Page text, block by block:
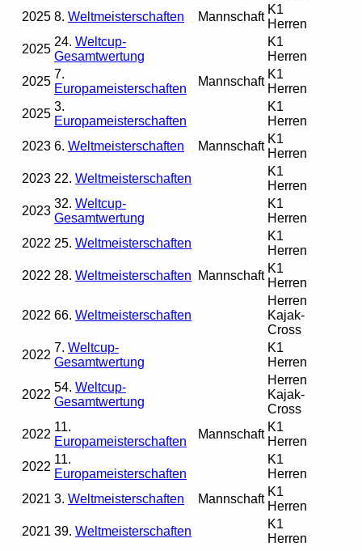
2025 8. Weltmeisterschaften Mannschaft
K1
Herren
2025
24. Weltcup-
Gesamtwertung
K1
Herren
2025
7.
Europameisterschaften
Mannschaft
K1
Herren
2025
3.
Europameisterschaften
K1
Herren
2023 6. Weltmeisterschaften Mannschaft
K1
Herren
2023 22. Weltmeisterschaften
K1
Herren
2023
32. Weltcup-
Gesamtwertung
K1
Herren
2022 25. Weltmeisterschaften
K1
Herren
2022 28. Weltmeisterschaften Mannschaft
K1
Herren
2022 66. Weltmeisterschaften
Herren
Kajak-
Cross
2022
7. Weltcup-
Gesamtwertung
K1
Herren
2022
54. Weltcup-
Gesamtwertung
Herren
Kajak-
Cross
2022
11.
Europameisterschaften
Mannschaft
K1
Herren
2022
11.
Europameisterschaften
K1
Herren
2021 3. Weltmeisterschaften Mannschaft
K1
Herren
2021 39. Weltmeisterschaften
K1
Herren